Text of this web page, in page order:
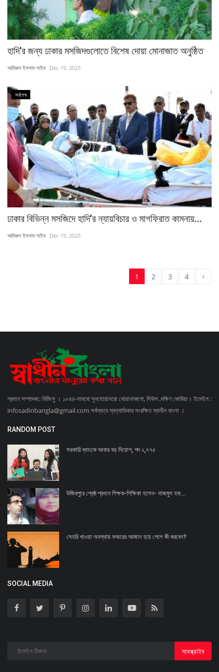
হাদি’র জন্য ঢাকার মসজিদগুলোতে বিশেষ দোয়া মোনাজাত অনুষ্ঠিত
আমিরুল ইসলাম সাইম Dec 19, 2025
সর্বশেষ
ঢাকার বিভিন্ন মসজিদে হাদি’র ন্যায়বিচার ও মাগফিরাত কামনায়...
আমিরুল ইসলাম সাইম Dec 19, 2025
1 2 3 4 ›
প্রধান সম্পাদক:: খিমিংসু । ১৮৪৪-নামবো সুনহোয়ানরো খোয়ানাকগো, সিউল ,দক্ষিণ কোরিয়া। ইমেইল :
infosadinbangla@gmail.com সর্বস্বত্ব স্বত্বাধিকার সংরক্ষিত স্বাধীন বাংলা ।
RANDOM POST
সরকারি ব্যাংকে আবার বড় নিয়োগ, পদ ২,৭৭৫
উজিরপুরে শ্রেষ্ঠ প্রধান শিক্ষক-শিক্ষিকা হলেন- নাজমুল হক...
সেহরি খাওয়া অবস্থায় ফজরের আজান হয়ে গেলে কী করবেন?
SOCIAL MEDIA
সাবস্ক্রাইব